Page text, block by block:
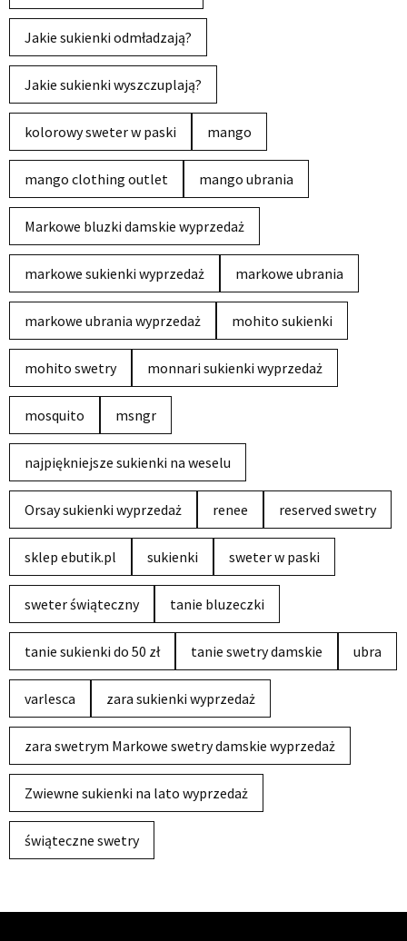
Jakie sukienki odmładzają?
Jakie sukienki wyszczuplają?
kolorowy sweter w paski mango
mango clothing outlet mango ubrania
Markowe bluzki damskie wyprzedaż
markowe sukienki wyprzedaż markowe ubrania
markowe ubrania wyprzedaż mohito sukienki
mohito swetry monnari sukienki wyprzedaż
mosquito msngr
najpiękniejsze sukienki na weselu
Orsay sukienki wyprzedaż renee reserved swetry
sklep ebutik.pl sukienki sweter w paski
sweter świąteczny tanie bluzeczki
tanie sukienki do 50 zł tanie swetry damskie ubra
varlesca zara sukienki wyprzedaż
zara swetrym Markowe swetry damskie wyprzedaż
Zwiewne sukienki na lato wyprzedaż
świąteczne swetry